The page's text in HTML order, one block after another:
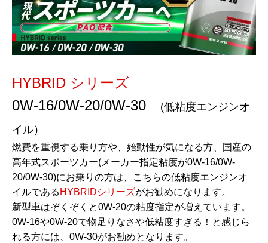
HYBRID シリーズ
0W-16/0W-20/0W-30
(低粘度エンジンオ
イル）
燃費を重視する乗り方や、始動性が気になる方、国産の
高年式スポーツカー(メーカー指定粘度が0W-16/0W-
20/0W-30)にお乗りの方は、こちらの低粘度エンジンオ
イルである HYBRIDシリーズがお勧めになります。
新型車はぞくぞくと0W-20の粘度指定が増えています。
0W-16や0W-20で物足りなさや低粘度すぎる！と感じら
れる方には、0W-30がお勧めとなります。